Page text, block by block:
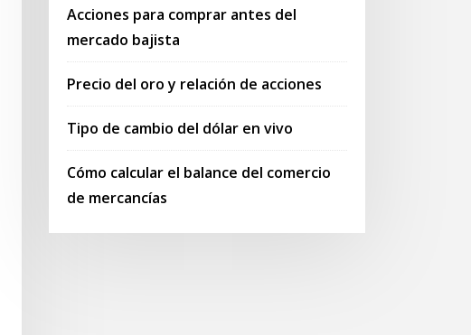
Acciones para comprar antes del
mercado bajista
Precio del oro y relación de acciones
Tipo de cambio del dólar en vivo
Cómo calcular el balance del comercio
de mercancías